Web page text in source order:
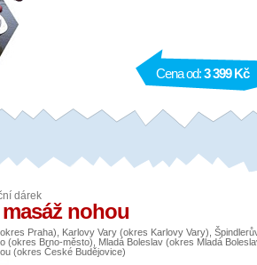
Cena od:3 399 Kč
dárek
nohou
Praha), Karlovy Vary (okres Karlovy Vary),
(okres Brno-město), Mladá Boleslav (okres Mladá
(okres České Budějovice)